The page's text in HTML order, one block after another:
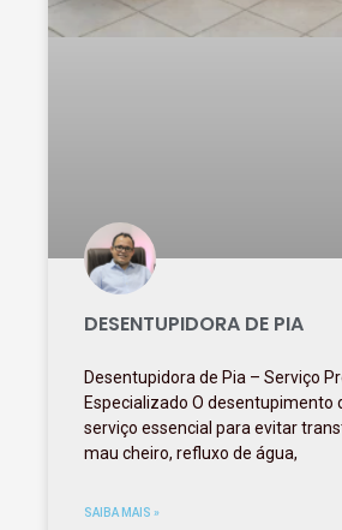
DESENTUPIDORA DE PIA
Desentupidora de Pia – Serviço
Especializado O desentupimento
serviço essencial para evitar
mau cheiro, refluxo de água,
SAIBA MAIS »